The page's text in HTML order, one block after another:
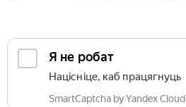
Я не робат
Націсніце, каб працягнуць
SmartCaptcha by Yandex Cloud